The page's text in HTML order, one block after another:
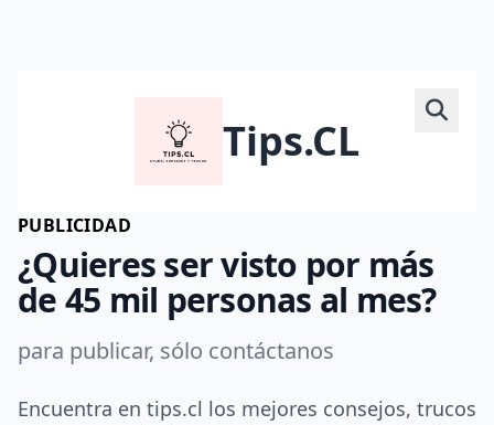
Tips.CL
PUBLICIDAD
¿Quieres ser visto por más
de 45 mil personas al mes?
para publicar, sólo contáctanos
Encuentra en tips.cl los mejores consejos, trucos